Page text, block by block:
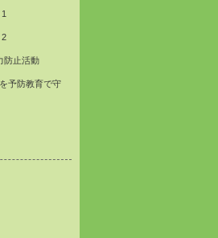
2
防止活動
予防教育で守